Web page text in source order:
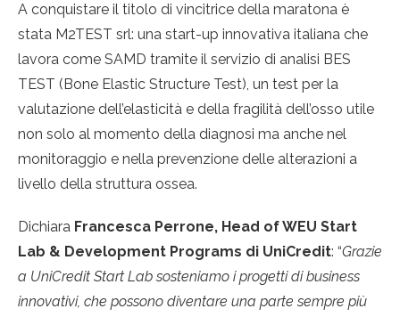
A conquistare il titolo di vincitrice della maratona è
stata M2TEST srl: una start-up innovativa italiana che
lavora come SAMD tramite il servizio di analisi BES
TEST (Bone Elastic Structure Test), un test per la
valutazione dell’elasticità e della fragilità dell’osso utile
non solo al momento della diagnosi ma anche nel
monitoraggio e nella prevenzione delle alterazioni a
livello della struttura ossea.
Dichiara Francesca Perrone, Head of WEU Start
Lab & Development Programs di UniCredit: “Grazie
a UniCredit Start Lab sosteniamo i progetti di business
innovativi, che possono diventare una parte sempre più